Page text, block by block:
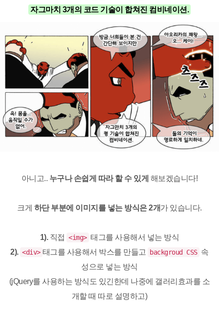
자그마치 3개의 코드 기술이 합쳐진 컴비네이션.
아니고.. 누구나 손쉽게 따라 할 수 있게 해보겠습니다!
크게 하단 부분에 이미지를 넣는 방식은 2개가 있습니다.
1).직접 <img> 태그를 사용해서 넣는 방식
2). <div> 태그를 사용해서 박스를 만들고 backgroud CSS 속
성으로 넣는 방식
(jQuery를 사용하는 방식도 있긴한데 나중에 갤러리효과를 소
개할 때 따로 설명하고)